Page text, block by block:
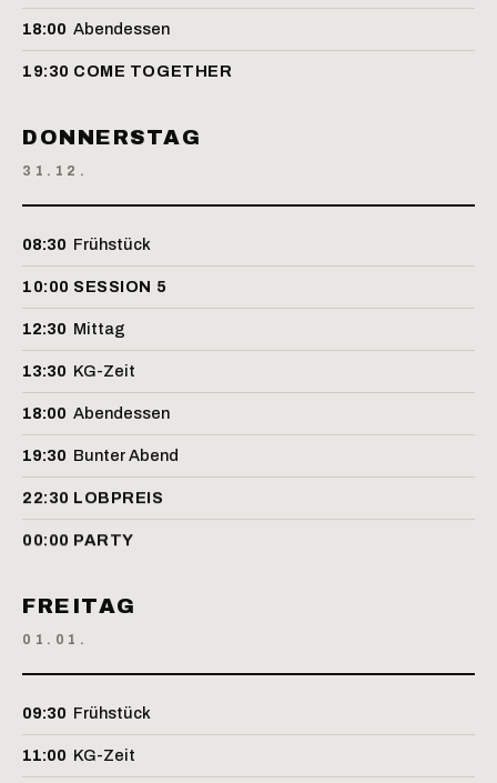
18:00 Abendessen
19:30 COME TOGETHER
DONNERSTAG
31.12.
08:30 Frühstück
10:00 SESSION 5
12:30 Mittag
13:30 KG-Zeit
18:00 Abendessen
19:30 Bunter Abend
22:30 LOBPREIS
00:00 PARTY
FREITAG
01.01.
09:30 Frühstück
11:00 KG-Zeit